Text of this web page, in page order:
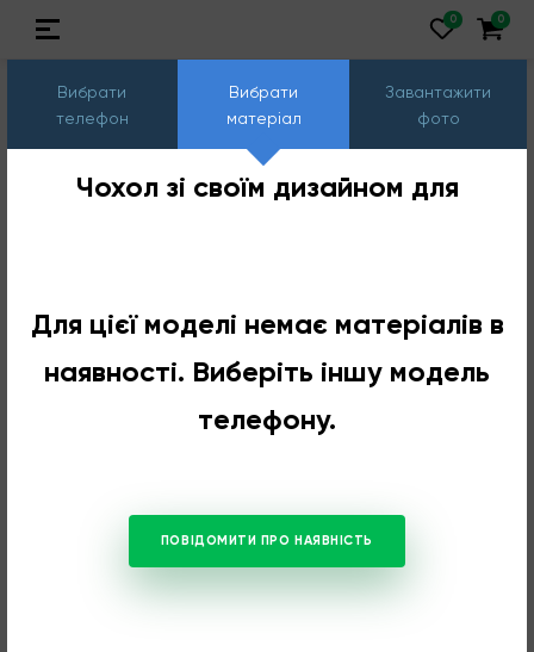
Вибрати
телефон
Вибрати
матеріал
Завантажити
фото
Чохол зі своїм дизайном для
Для цієї моделі немає матеріалів в
наявності. Виберіть іншу модель
телефону.
ПОВІДОМИТИ ПРО НАЯВНІСТЬ